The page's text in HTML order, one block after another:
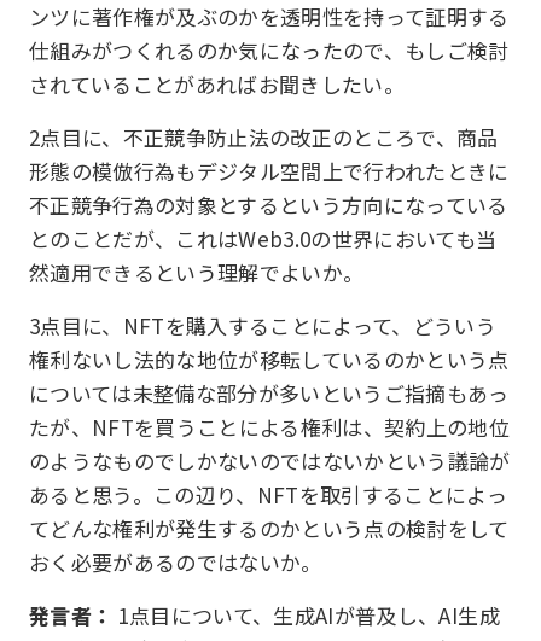
ンツに著作権が及ぶのかを透明性を持って証明する
仕組みがつくれるのか気になったので、もしご検討
されていることがあればお聞きしたい。
2点目に、不正競争防止法の改正のところで、商品
形態の模倣行為もデジタル空間上で行われたときに
不正競争行為の対象とするという方向になっている
とのことだが、これはWeb3.0の世界においても当
然適用できるという理解でよいか。
3点目に、NFTを購入することによって、どういう
権利ないし法的な地位が移転しているのかという点
については未整備な部分が多いというご指摘もあっ
たが、NFTを買うことによる権利は、契約上の地位
のようなものでしかないのではないかという議論が
あると思う。この辺り、NFTを取引することによっ
てどんな権利が発生するのかという点の検討をして
おく必要があるのではないか。
発言者： 1点目について、生成AIが普及し、AI生成